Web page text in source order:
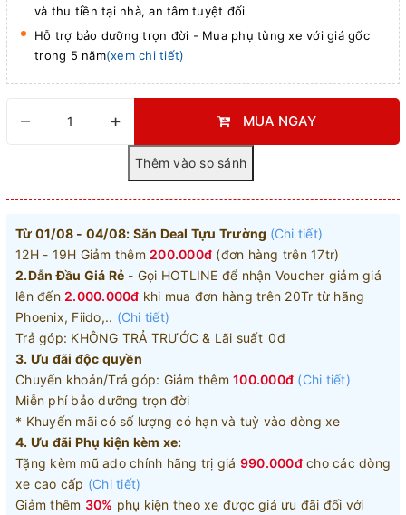
và thu tiền tại nhà, an tâm tuyệt đối
Hỗ trợ bảo dưỡng trọn đời - Mua phụ tùng xe với giá gốc
trong 5 năm(xem chi tiết)
– + MUA NGAY
Từ 01/08 - 04/08: Săn Deal Tựu Trường (Chi tiết)
12H - 19H Giảm thêm 200.000đ (đơn hàng trên 17tr)
2.Dẫn Đầu Giá Rẻ - Gọi HOTLINE để nhận Voucher giảm giá
lên đến 2.000.000đ khi mua đơn hàng trên 20Tr từ hãng
Phoenix, Fiido,.. (Chi tiết)
Trả góp: KHÔNG TRẢ TRƯỚC & Lãi suất 0đ
3. Ưu đãi độc quyền
Chuyển khoản/Trả góp: Giảm thêm 100.000đ (Chi tiết)
Miễn phí bảo dưỡng trọn đời
* Khuyến mãi có số lượng có hạn và tuỳ vào dòng xe
4. Ưu đãi Phụ kiện kèm xe:
Tặng kèm mũ ado chính hãng trị giá 990.000đcho các dòng
xe cao cấp (Chi tiết)
Giảm thêm 30% phụ kiện theo xe được giá ưu đãi đối với